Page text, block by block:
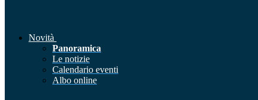
Novità
Panoramica
Le notizie
Calendario eventi
Albo online